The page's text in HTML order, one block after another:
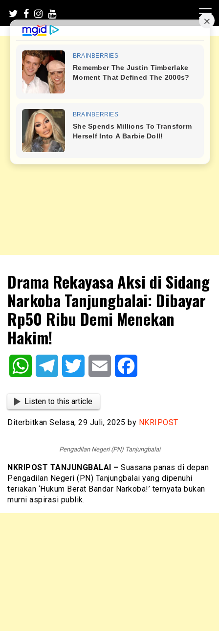
content
NKRIPOST
Drama Rekayasa Aksi di Sidang
Narkoba Tanjungbalai: Dibayar
Rp50 Ribu Demi Menekan
Hakim!
WhatsAppTelegram Twitter Email
Listen to this article
Diterbitkan Selasa, 29 Juli, 2025 by NKRIPOST
Pengadilan Negeri (PN) Tanjungbalai
NKRIPOST TANJUNGBALAI – Suasana panas di depan
Pengadilan Negeri (PN) Tanjungbalai yang dipenuhi
teriakan ‘Hukum Berat Bandar Narkoba!’ ternyata bukan
murni aspirasi publik.